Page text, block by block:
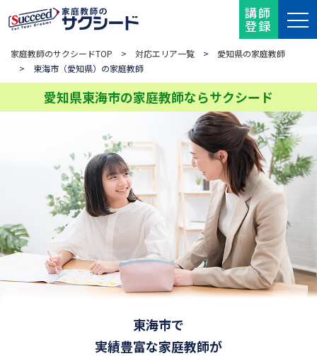
講師
登録
家庭教師のサクシードTOP > 対応エリア一覧 > 愛知県の家庭教師
> 東海市（愛知県）の家庭教師
愛知県東海市の家庭教師ならサクシード
東海市で
実績豊富な家庭教師が